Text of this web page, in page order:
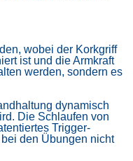
wobei der Korkgriff
ist und die Armkraft
werden, sondern es
dynamisch
Die Schlaufen von
Trigger-
den Übungen nicht